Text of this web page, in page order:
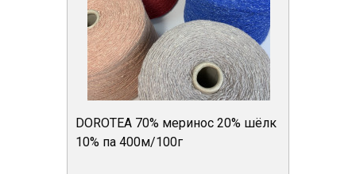
DOROTEA 70% меринос 20% шёлк
10% па 400м/100г